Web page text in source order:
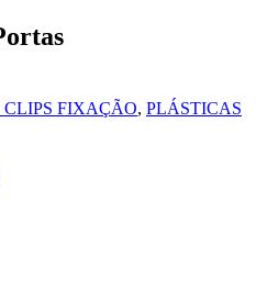
FIXAÇÃO, PLÁSTICAS